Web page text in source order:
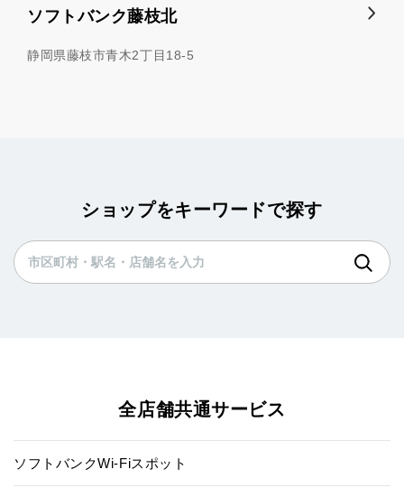
ソフトバンク藤枝北
静岡県藤枝市青木2丁目18-5
ショップをキーワードで探す
全店舗共通サービス
ソフトバンクWi-Fiスポット